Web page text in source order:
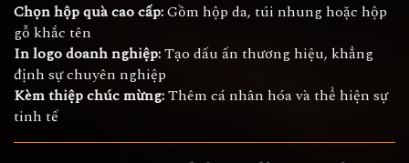
Chọn hộp quà cao cấp:Gồm hộp da, túi nhung hoặc hộp
gỗ khắc tên
In logo doanh nghiệp:Tạo dấu ấn thương hiệu, khẳng
định sự chuyên nghiệp
Kèm thiệp chúc mừng:Thêm cá nhân hóa và thể hiện sự
tinh tế